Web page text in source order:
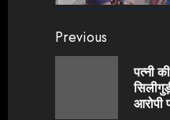
Continue
Reading
Previous
पत्नी
आरोपी